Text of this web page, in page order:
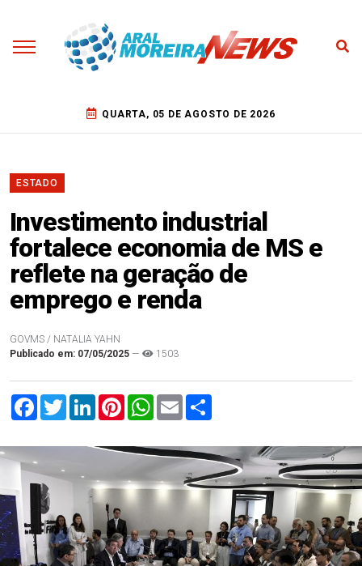
QUARTA, 05 DE AGOSTO DE 2026
ESTADO
Investimento industrial
fortalece economia de MS e
reflete na geração de
emprego e renda
GOVMS / NATALIA YAHN
Publicado em: 07/05/2025 — 1503
FacebookTwitterLinkedInPinterestWhatsApp
Email